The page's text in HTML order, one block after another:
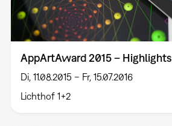
AppArtAward 2015 – Highlights
Di, 11.08.2015 – Fr, 15.07.2016
Lichthof 1+2